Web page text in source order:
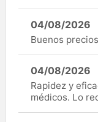
04/08/2026
Buenos
04/08/2026
Rapidez y
médicos. Lo